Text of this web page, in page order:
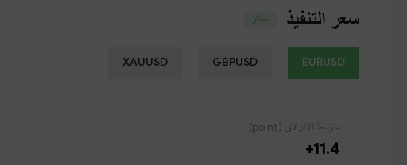
سعر التنفيذ ممتاز
EURUSD
GBPUSD
XAUUSD
متوسط ​​الانزلاق (point)
+11.4